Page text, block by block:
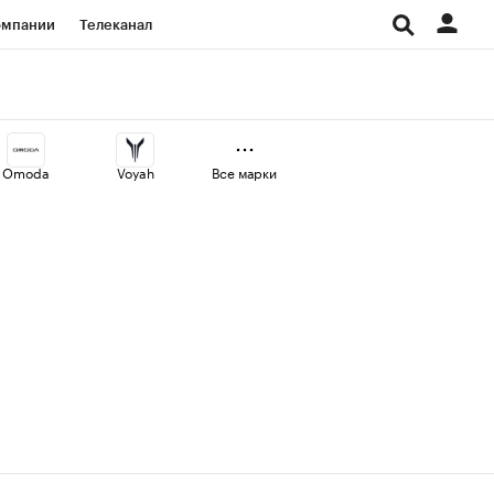
Телеканал
Проверка контрагентов
Omoda Voyah Все марки